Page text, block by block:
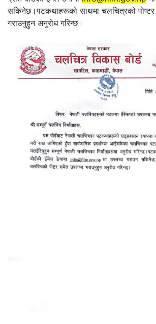
सकिनेछ।पटकथाहरूको साथमा चलचित्रको
गराउनुहुन अनुरोध गरिन्छ।